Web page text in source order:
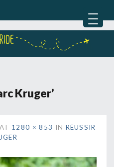
Kruger’
AT 1280 × 853 IN RÉUSSIR